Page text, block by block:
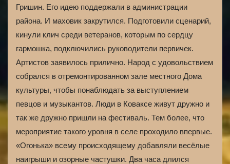
Гришин. Его идею поддержали в администрации
района. И маховик закрутился. Подготовили сценарий,
кинули клич среди ветеранов, которым по сердцу
гармошка, подключились руководители первичек.
Артистов заявилось прилично. Народ с удовольствием
собрался в отремонтированном зале местного Дома
культуры, чтобы понаблюдать за выступлением
певцов и музыкантов. Люди в Коваксе живут дружно и
так же дружно пришли на фестиваль. Тем более, что
мероприятие такого уровня в селе проходило впервые.
«Огонька» всему происходящему добавляли весёлые
наигрыши и озорные частушки. Два часа длился